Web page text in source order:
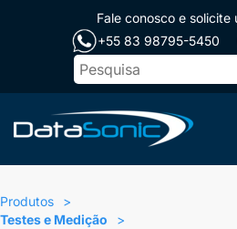
Fale conosco e solicite
+55 83 98795-5450
Produtos
Testes e Medição